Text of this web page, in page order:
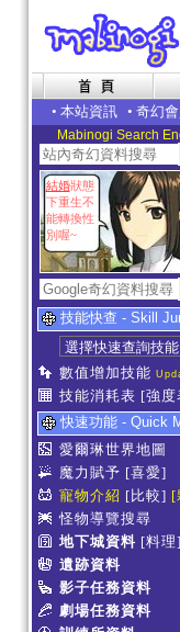
• 本站資訊 • 奇幻會
Mabinogi Search
結婚狀態
下重生不
能轉換性
別喔~
技能快查 - Skill
數值增加技能
技能消耗表 [強度
快速功能 - Quick
愛爾琳世界地圖
魔力賦予 [喜愛]
寵物介紹 [比較] [
怪物導覽搜尋
地下城資料 [料理]
遺跡資料
影子任務資料
劇場任務資料